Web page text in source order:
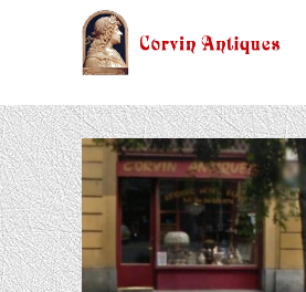
Ugrás a tartalomra